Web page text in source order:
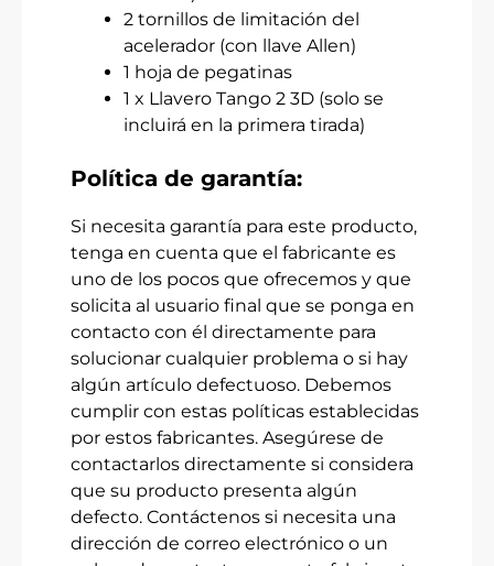
2 tornillos de limitación del
acelerador (con llave Allen)
1 hoja de pegatinas
1 x Llavero Tango 2 3D (solo se
incluirá en la primera tirada)
Política de garantía:
Si necesita garantía para este producto,
tenga en cuenta que el fabricante es
uno de los pocos que ofrecemos y que
solicita al usuario final que se ponga en
contacto con él directamente para
solucionar cualquier problema o si hay
algún artículo defectuoso. Debemos
cumplir con estas políticas establecidas
por estos fabricantes. Asegúrese de
contactarlos directamente si considera
que su producto presenta algún
defecto. Contáctenos si necesita una
dirección de correo electrónico o un